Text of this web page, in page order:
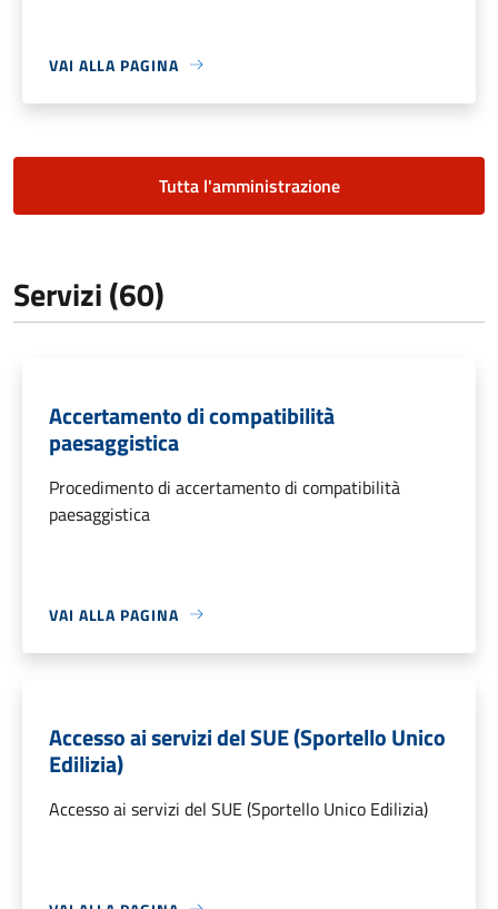
VAI ALLA PAGINA
Tutta l'amministrazione
Servizi (60)
Accertamento di compatibilità
paesaggistica
Procedimento di accertamento di compatibilità
paesaggistica
VAI ALLA PAGINA
Accesso ai servizi del SUE (Sportello Unico
Edilizia)
Accesso ai servizi del SUE (Sportello Unico Edilizia)